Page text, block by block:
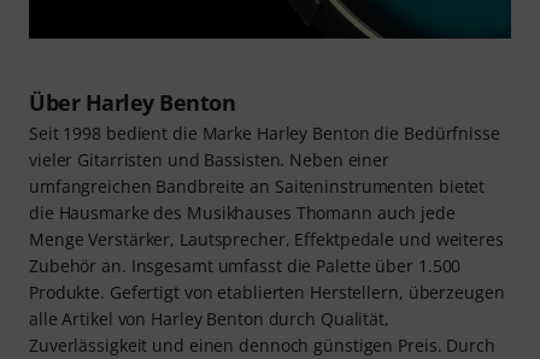
Über Harley Benton
Seit 1998 bedient die Marke Harley Benton die Bedürfnisse
vieler Gitarristen und Bassisten. Neben einer
umfangreichen Bandbreite an Saiteninstrumenten bietet
die Hausmarke des Musikhauses Thomann auch jede
Menge Verstärker, Lautsprecher, Effektpedale und weiteres
Zubehör an. Insgesamt umfasst die Palette über 1.500
Produkte. Gefertigt von etablierten Herstellern, überzeugen
alle Artikel von Harley Benton durch Qualität,
Zuverlässigkeit und einen dennoch günstigen Preis. Durch